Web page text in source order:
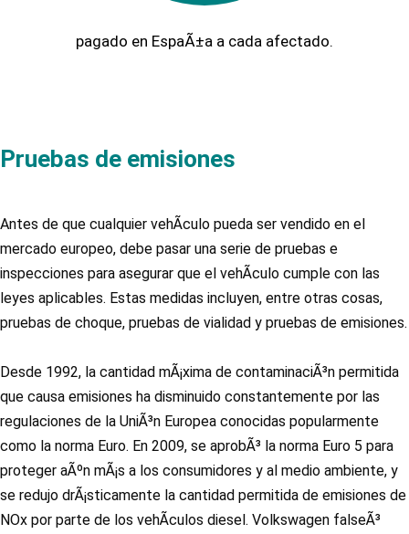
pagado en EspaÃ±a a cada afectado.
Pruebas de emisiones
Antes de que cualquier vehÃ­culo pueda ser vendido en el
mercado europeo, debe pasar una serie de pruebas e
inspecciones para asegurar que el vehÃ­culo cumple con las
leyes aplicables. Estas medidas incluyen, entre otras cosas,
pruebas de choque, pruebas de vialidad y pruebas de emisiones.
Desde 1992, la cantidad mÃ¡xima de contaminaciÃ³n permitida
que causa emisiones ha disminuido constantemente por las
regulaciones de la UniÃ³n Europea conocidas popularmente
como la norma Euro. En 2009, se aprobÃ³ la norma Euro 5 para
proteger aÃºn mÃ¡s a los consumidores y al medio ambiente, y
se redujo drÃ¡sticamente la cantidad permitida de emisiones de
NOx por parte de los vehÃ­culos diesel. Volkswagen falseÃ³